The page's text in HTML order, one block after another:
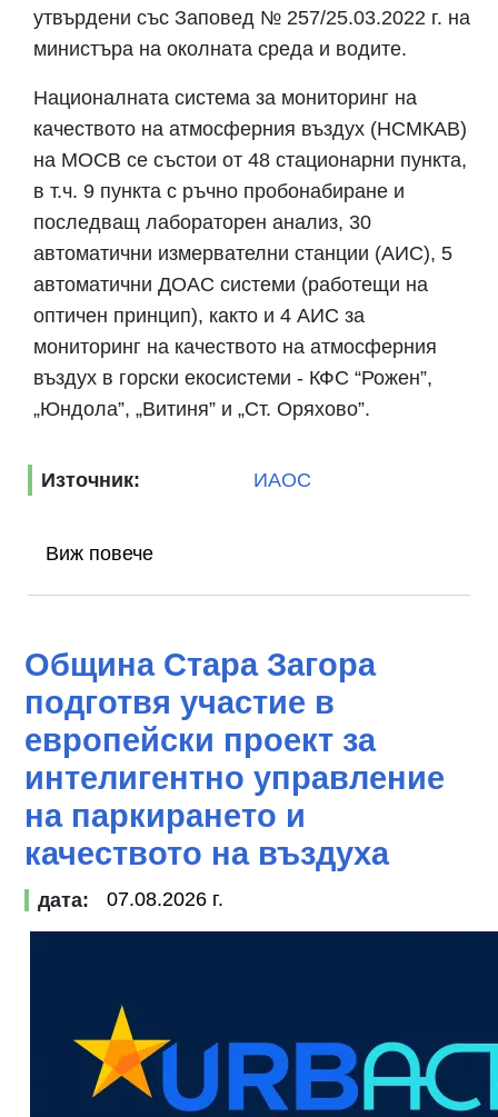
утвърдени със Заповед № 257/25.03.2022 г. на
министъра на околната среда и водите.
Националната система за мониторинг на
качеството на атмосферния въздух (НСМКАВ)
на МОСВ се състои от 48 стационарни пункта,
в т.ч. 9 пункта с ръчно пробонабиране и
последващ лабораторен анализ, 30
автоматични измервателни станции (АИС), 5
автоматични ДОАС системи (работещи на
оптичен принцип), както и 4 АИС за
мониторинг на качеството на атмосферния
въздух в горски екосистеми - КФС “Рожен”,
„Юндола”, „Витиня” и „Ст. Оряхово”.
Източник: ИАОС
Виж повече
Община Стара Загора
подготвя участие в
европейски проект за
интелигентно управление
на паркирането и
качеството на въздуха
дата: 07.08.2026 г.